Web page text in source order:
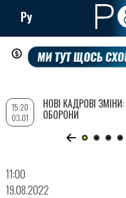
Перейти
до
вмісту
Ру
11:00
19.08.2022
15:20
03.01
НОВІ КАДРОВІ
ОБОРОНИ